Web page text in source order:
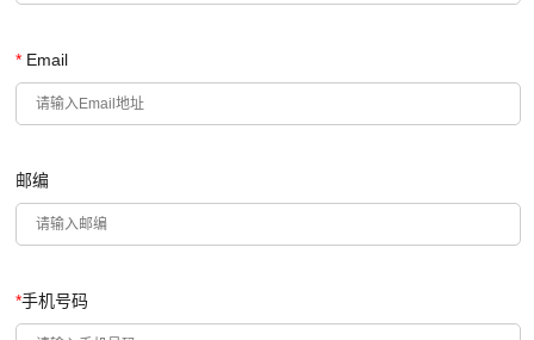
* Email
邮编
*手机号码